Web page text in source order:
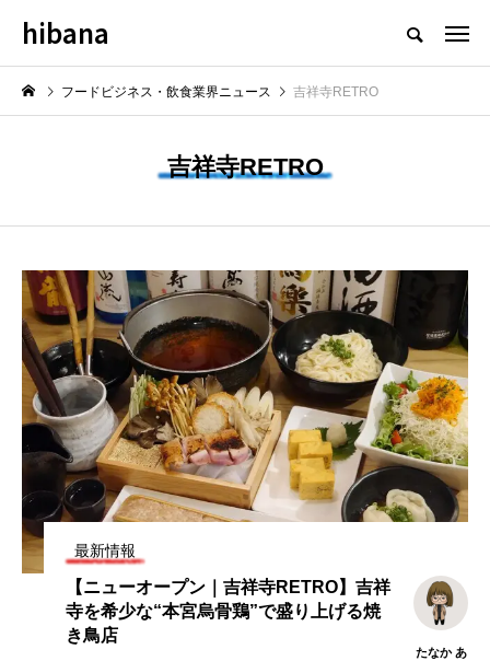
フードビジネス・飲食業界のニュースメディア
NEW POST
最新情報
【2026年グルメトレンド】旨辛
ブーム本格化！ナッコプセ・チュ
クミなど本場系グルメが人気上昇
2026.08.06
飲食マーケティング
【2026年最新】注目の飲食店フ
hibana
フードビジネス・飲食業界ニュース 吉祥寺RETRO
吉祥寺RETRO
最新情報
【ニューオープン｜吉祥寺RETRO】吉祥
寺を希少な“本宮烏骨鶏”で盛り上げる焼
き鳥店
たなか あ